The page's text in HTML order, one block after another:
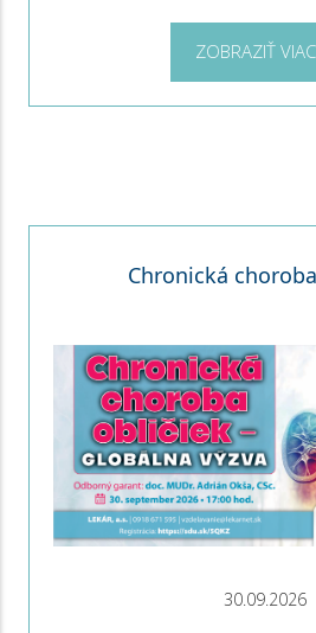
ZOBRAZIŤ VIAC
Chronická
30.09.2026